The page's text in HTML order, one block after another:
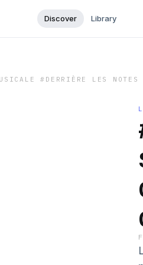
Discover Library
#DERRIÈRE LES NOTES